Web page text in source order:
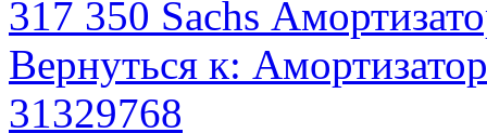
317 350 Sachs
Вернуться к:
31329768